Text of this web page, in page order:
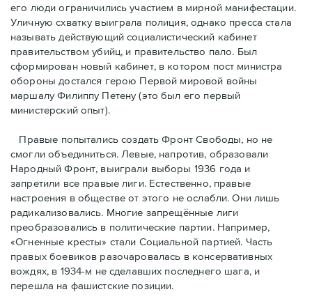
его люди ограничились участием в мирной манифестации.
Уличную схватку выиграла полиция, однако пресса стала
называть действующий социалистический кабинет
правительством убийц, и правительство пало. Был
сформирован новый кабинет, в котором пост министра
обороны достался герою Первой мировой войны
маршалу Филиппу Петену (это был его первый
министерский опыт).
Правые пoпытались создать Фронт Свободы, но не
смогли объединиться. Левые, напротив, образовали
Народный Фронт, выиграли выборы 1936 года и
запретили все правые лиги. Естественно, правые
настроения в обществе от этого не ослабли. Они лишь
радикализовались. Многие запрещённые лиги
преобразовались в политические партии. Например,
«Огненные кресты» стали Социальной партией. Часть
правых боевиков разочаровалась в консервативных
вождях, в 1934-м не сделавших последнего шага, и
перешла на фашистские позиции.